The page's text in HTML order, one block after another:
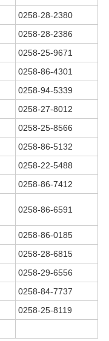
0258-28-2380
0258-28-2386
0258-25-9671
0258-86-4301
0258-94-5339
0258-27-8012
0258-25-8566
0258-86-5132
0258-22-5488
0258-86-7412
0258-86-6591
0258-86-0185
0258-28-6815
0258-29-6556
0258-84-7737
0258-25-8119